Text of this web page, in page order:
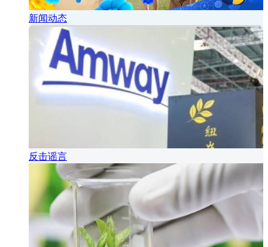
新闻动态
反击谣言